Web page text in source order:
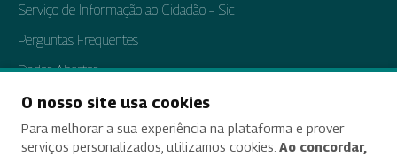
Serviço de Informação ao Cidadão – Sic
Perguntas Frequentes
Dados Abertos
Tratamento de Dados Pessoais
Transparência e Prestação de Contas
O nosso site usa cookies
Para melhorar a sua experiência na plataforma e prover
serviços personalizados, utilizamos cookies. Ao concordar,